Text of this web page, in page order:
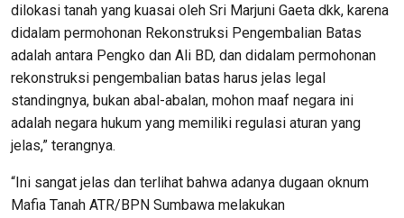
dilokasi tanah yang kuasai oleh Sri Marjuni Gaeta dkk, karena
didalam permohonan Rekonstruksi Pengembalian Batas
adalah antara Pengko dan Ali BD, dan didalam permohonan
rekonstruksi pengembalian batas harus jelas legal
standingnya, bukan abal-abalan, mohon maaf negara ini
adalah negara hukum yang memiliki regulasi aturan yang
jelas,” terangnya.
“Ini sangat jelas dan terlihat bahwa adanya dugaan oknum
Mafia Tanah ATR/BPN Sumbawa melakukan